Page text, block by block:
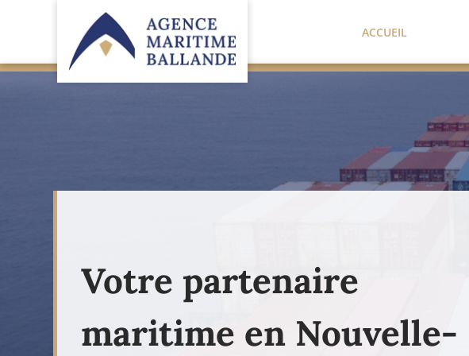
ACCUEIL
Votre partenaire
maritime en Nouvelle-